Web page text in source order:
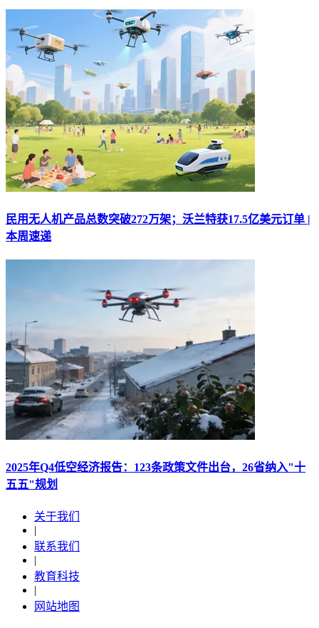
民用无人机产品总数突破272万架；沃兰特获17.5亿美元订单 |
本周速递
2025年Q4低空经济报告：123条政策文件出台，26省纳入"十
五五"规划
关于我们
|
联系我们
|
教育科技
|
网站地图